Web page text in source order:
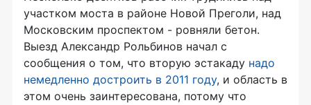
участком моста в районе Новой Преголи, над
Московским проспектом - ровняли бетон.
Выезд Александр Рольбинов начал с
сообщения о том, что вторую эстакаду надо
немедленно достроить в 2011 году, и область в
этом очень заинтересована, потому что